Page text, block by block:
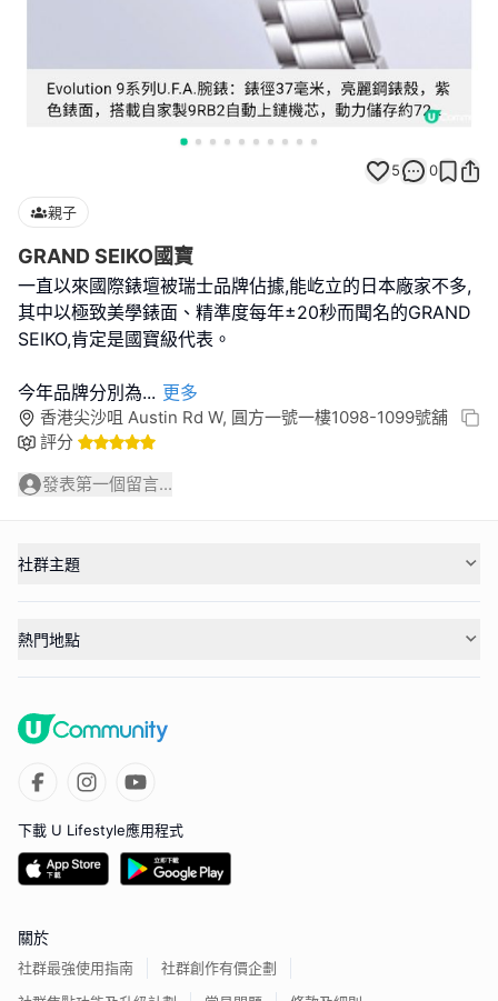
5 0
親子
GRAND SEIKO國寶
一直以來國際錶壇被瑞士品牌佔據,能屹立的日本廠家不多,
其中以極致美學錶面、精準度每年±20秒而聞名的GRAND
SEIKO,肯定是國寶級代表。
今年品牌分別為... 更多
香港尖沙咀 Austin Rd W, 圓方一號一樓1098-1099號舖
評分
發表第一個留言...
社群主題
熱門地點
下載 U Lifestyle應用程式
關於
社群最強使用指南
社群創作有價企劃